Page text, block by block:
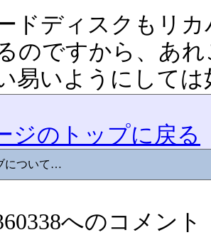
ドディスクもリ
のですから、あ
易いようにしては
ジのトップに戻る
について…
へのコメント